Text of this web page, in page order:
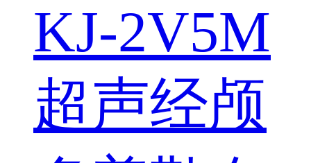
KJ-2V5M
超声经颅